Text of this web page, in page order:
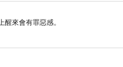
來會有罪惡感。